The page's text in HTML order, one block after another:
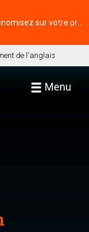
de l'anglais
Menu